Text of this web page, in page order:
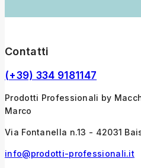
Contatti
(+39) 334 9181147
Prodotti Professionali by
Marco
Via Fontanella n.13 - 42031
info@prodotti-professionali.it